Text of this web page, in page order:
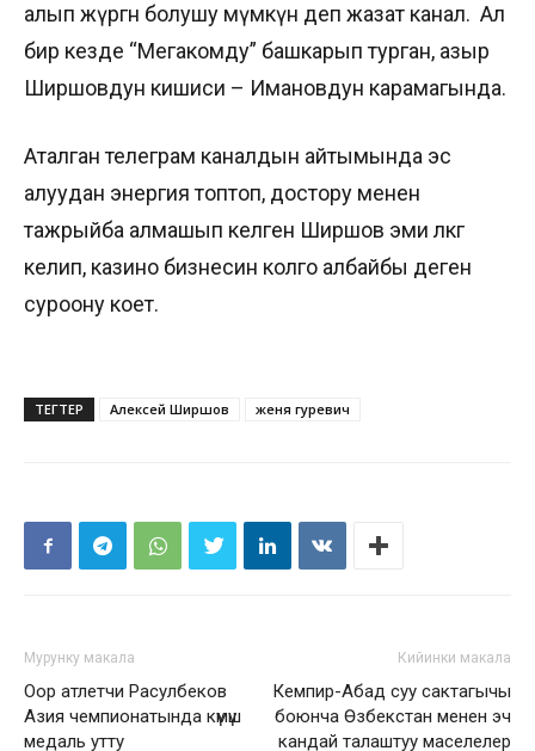
алып жүргөн болушу мүмкүн деп жазат канал. Ал
бир кезде “Мегакомду” башкарып турган, азыр
Ширшовдун кишиси – Имановдун карамагында.
Аталган телеграм каналдын айтымында эс
алуудан энергия топтоп, достору менен
тажрыйба алмашып келген Ширшов эми өлкөгө
келип, казино бизнесин колго албайбы деген
суроону коет.
ТЕГТЕР Алексей Ширшов женя гуревич
Мурунку макала
Оор атлетчи Расулбеков
Азия чемпионатында күмүш
медаль утту
Кийинки макала
Кемпир-Абад суу сактагычы
боюнча Өзбекстан менен эч
кандай талаштуу маселелер